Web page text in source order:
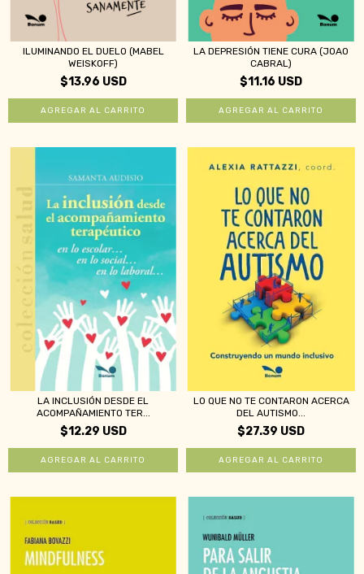
ILUMINANDO EL DUELO (MABEL
WEISKOFF)
$13.96 USD
LA DEPRESIÓN TIENE CURA (JOAO
CABRAL)
$11.16 USD
LA INCLUSIÓN DESDE EL
ACOMPAÑAMIENTO TER...
$12.29 USD
LO QUE NO TE CONTARON ACERCA
DEL AUTISMO...
$27.39 USD